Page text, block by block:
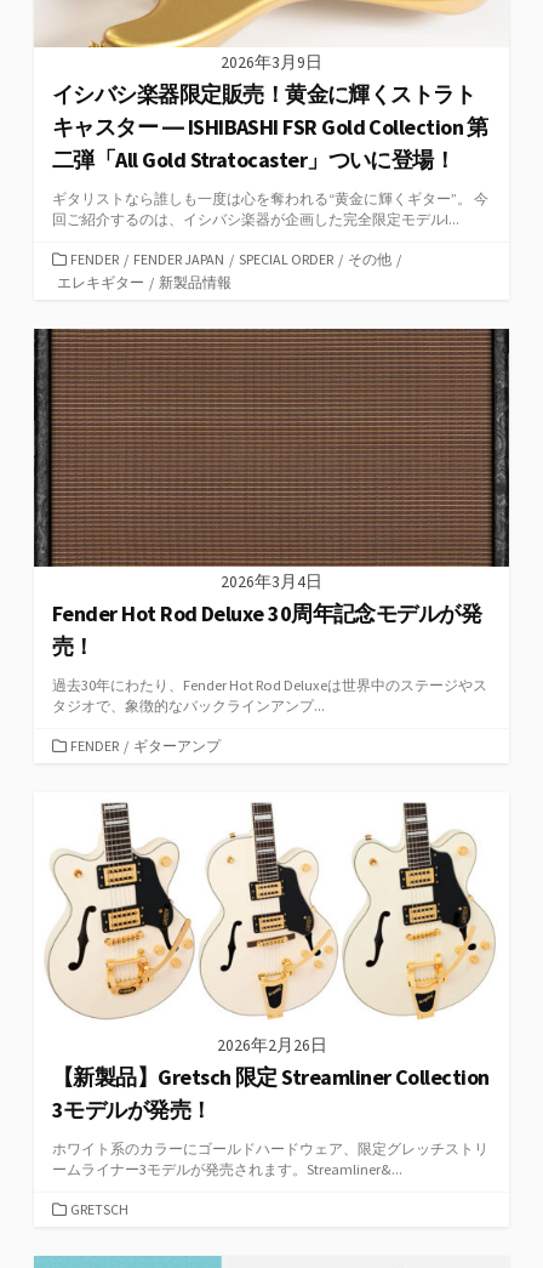
2026年3月9日
イシバシ楽器限定販売！黄金に輝くストラト
キャスター ― ISHIBASHI FSR Gold Collection 第
二弾「All Gold Stratocaster」ついに登場！
ギタリストなら誰しも一度は心を奪われる“黄金に輝くギター”。 今
回ご紹介するのは、イシバシ楽器が企画した完全限定モデルI...
カ
テ
リ
ー
FENDER / FENDER JAPAN / SPECIAL ORDER / その他 /
エレキギター / 新製品情報
2026年3月4日
Fender Hot Rod Deluxe 30周年記念モデルが発
売！
過去30年にわたり、Fender Hot Rod Deluxeは世界中のステージやス
タジオで、象徴的なバックラインアンプ...
カFENDER / ギターアンプ
2026年2月26日
【新製品】Gretsch 限定 Streamliner Collection
3モデルが発売！
ホワイト系のカラーにゴールドハードウェア、限定グレッチストリ
ームライナー3モデルが発売されます。Streamliner&...
カ
ゴ
GRETSCH